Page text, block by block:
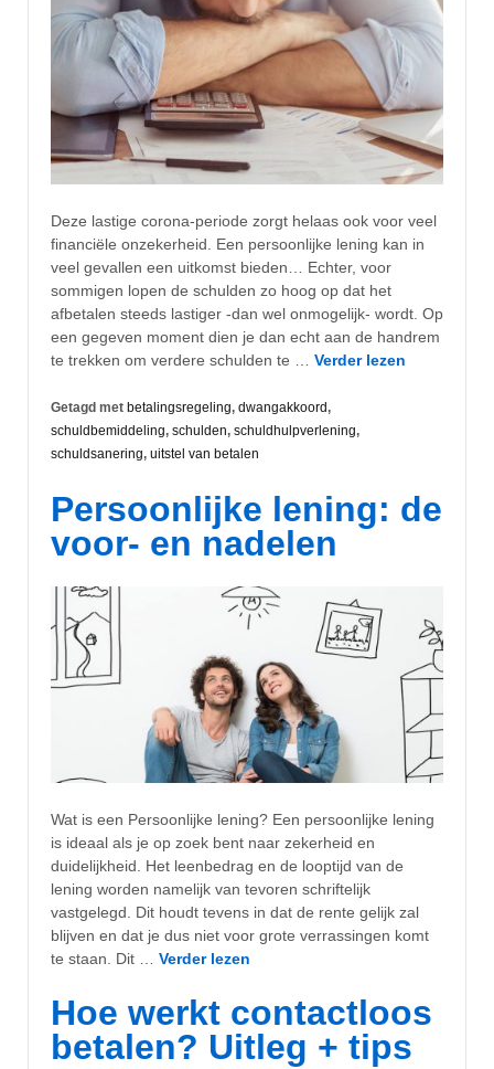
Deze lastige corona-periode zorgt helaas ook voor veel
financiële onzekerheid. Een persoonlijke lening kan in
veel gevallen een uitkomst bieden… Echter, voor
sommigen lopen de schulden zo hoog op dat het
afbetalen steeds lastiger -dan wel onmogelijk- wordt. Op
een gegeven moment dien je dan echt aan de handrem
te trekken om verdere schulden te … Verder lezen
Getagd met betalingsregeling, dwangakkoord,
schuldbemiddeling, schulden, schuldhulpverlening,
schuldsanering, uitstel van betalen
Persoonlijke lening: de
voor- en nadelen
Wat is een Persoonlijke lening? Een persoonlijke lening
is ideaal als je op zoek bent naar zekerheid en
duidelijkheid. Het leenbedrag en de looptijd van de
lening worden namelijk van tevoren schriftelijk
vastgelegd. Dit houdt tevens in dat de rente gelijk zal
blijven en dat je dus niet voor grote verrassingen komt
te staan. Dit … Verder lezen
Hoe werkt contactloos
betalen? Uitleg + tips